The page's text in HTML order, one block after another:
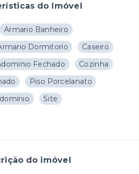
do Imóvel
Armario Banheiro
Dormitorio
Caseiro
Fechado
Cozinha
Piso Porcelanato
Site
do imóvel